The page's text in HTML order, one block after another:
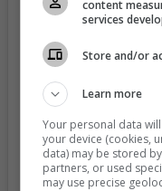
content
services
Store and/or
Learn more
Your personal data
your device (cookies,
data) may be stored
partners, or used
may use precise